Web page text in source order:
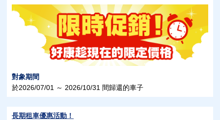
對象期間
於2026/07/01 ～ 2026/10/31 間歸還的車子
長期租車優惠活動！